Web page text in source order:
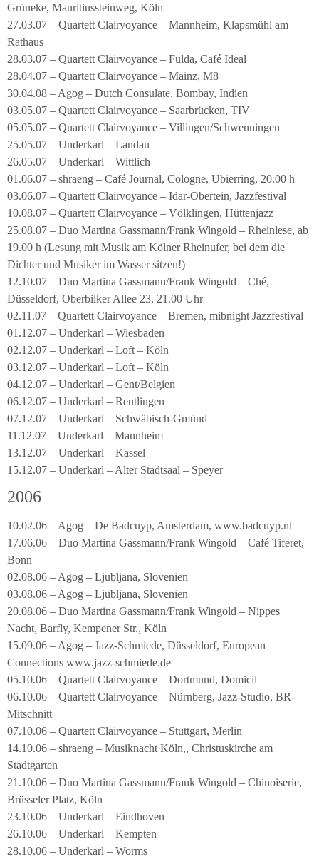
Grüneke, Mauritiussteinweg, Köln
27.03.07 – Quartett Clairvoyance – Mannheim, Klapsmühl am
Rathaus
28.03.07 – Quartett Clairvoyance – Fulda, Café Ideal
28.04.07 – Quartett Clairvoyance – Mainz, M8
30.04.08 – Agog – Dutch Consulate, Bombay, Indien
03.05.07 – Quartett Clairvoyance – Saarbrücken, TIV
05.05.07 – Quartett Clairvoyance – Villingen/Schwenningen
25.05.07 – Underkarl – Landau
26.05.07 – Underkarl – Wittlich
01.06.07 – shraeng – Café Journal, Cologne, Ubierring, 20.00 h
03.06.07 – Quartett Clairvoyance – Idar-Obertein, Jazzfestival
10.08.07 – Quartett Clairvoyance – Völklingen, Hüttenjazz
25.08.07 – Duo Martina Gassmann/Frank Wingold – Rheinlese, ab
19.00 h (Lesung mit Musik am Kölner Rheinufer, bei dem die
Dichter und Musiker im Wasser sitzen!)
12.10.07 – Duo Martina Gassmann/Frank Wingold – Ché,
Düsseldorf, Oberbilker Allee 23, 21.00 Uhr
02.11.07 – Quartett Clairvoyance – Bremen, mibnight Jazzfestival
01.12.07 – Underkarl – Wiesbaden
02.12.07 – Underkarl – Loft – Köln
03.12.07 – Underkarl – Loft – Köln
04.12.07 – Underkarl – Gent/Belgien
06.12.07 – Underkarl – Reutlingen
07.12.07 – Underkarl – Schwäbisch-Gmünd
11.12.07 – Underkarl – Mannheim
13.12.07 – Underkarl – Kassel
15.12.07 – Underkarl – Alter Stadtsaal – Speyer
2006
10.02.06 – Agog – De Badcuyp, Amsterdam, www.badcuyp.nl
17.06.06 – Duo Martina Gassmann/Frank Wingold – Café Tiferet,
Bonn
02.08.06 – Agog – Ljubljana, Slovenien
03.08.06 – Agog – Ljubljana, Slovenien
20.08.06 – Duo Martina Gassmann/Frank Wingold – Nippes
Nacht, Barfly, Kempener Str., Köln
15.09.06 – Agog – Jazz-Schmiede, Düsseldorf, European
Connections www.jazz-schmiede.de
05.10.06 – Quartett Clairvoyance – Dortmund, Domicil
06.10.06 – Quartett Clairvoyance – Nürnberg, Jazz-Studio, BR-
Mitschnitt
07.10.06 – Quartett Clairvoyance – Stuttgart, Merlin
14.10.06 – shraeng – Musiknacht Köln,, Christuskirche am
Stadtgarten
21.10.06 – Duo Martina Gassmann/Frank Wingold – Chinoiserie,
Brüsseler Platz, Köln
23.10.06 – Underkarl – Eindhoven
26.10.06 – Underkarl – Kempten
28.10.06 – Underkarl – Worms